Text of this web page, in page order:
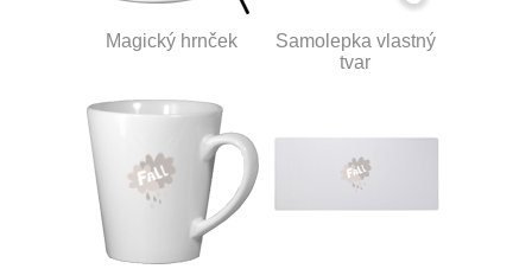
Magický hrnček
Samolepka vlastný
tvar